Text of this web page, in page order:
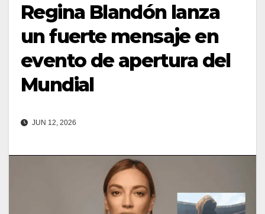
Regina Blandón lanza
un fuerte mensaje en
evento de apertura del
Mundial
JUN 12, 2026